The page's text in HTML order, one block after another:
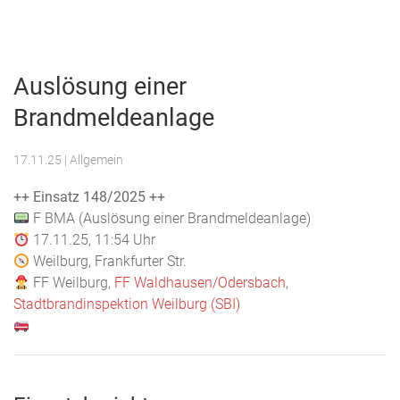
Weilburg
Auslösung einer
Brandmeldeanlage
17.11.25 | Allgemein
++ Einsatz 148/2025 ++
F BMA (Auslösung einer Brandmeldeanlage)
17.11.25, 11:54 Uhr
Weilburg, Frankfurter Str.
FF Weilburg, FF Waldhausen/Odersbach,
Stadtbrandinspektion Weilburg (SBI)